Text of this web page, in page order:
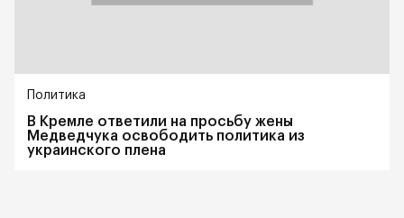
Политика
В Кремле ответили на просьбу жены
Медведчука освободить политика из
украинского плена